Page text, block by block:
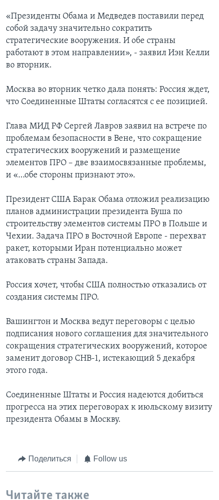
«Президенты Обама и Медведев поставили перед
собой задачу значительно сократить
стратегические вооружения. И обе страны
работают в этом направлении», - заявил Иэн Келли
во вторник.
Москва во вторник четко дала понять: Россия ждет,
что Соединенные Штаты согласятся с ее позицией.
Глава МИД РФ Сергей Лавров заявил на встрече по
проблемам безопасности в Вене, что сокращение
стратегических вооружений и размещение
элементов ПРО – две взаимосвязанные проблемы,
и «…обе стороны признают это».
Президент США Барак Обама отложил реализацию
планов администрации президента Буша по
строительству элементов системы ПРО в Польше и
Чехии. Задача ПРО в Восточной Европе - перехват
ракет, которыми Иран потенциально может
атаковать страны Запада.
Россия хочет, чтобы США полностью отказались от
создания системы ПРО.
Вашингтон и Москва ведут переговоры с целью
подписания нового соглашения для значительного
сокращения стратегических вооружений, которое
заменит договор СНВ-1, истекающий 5 декабря
этого года.
Соединенные Штаты и Россия надеются добиться
прогресса на этих переговорах к июльскому визиту
президента Обамы в Москву.
Поделиться Follow us
Читайте также